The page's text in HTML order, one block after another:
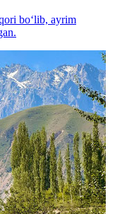
bo‘lib, ayrim